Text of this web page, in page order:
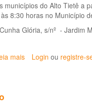
sobre
saúde
e
segurança
trabalho
municípios do Alto Tietê a
8:30 horas no Município
Glória, s/nº - Jardim
mais sobre
Login ou registre-